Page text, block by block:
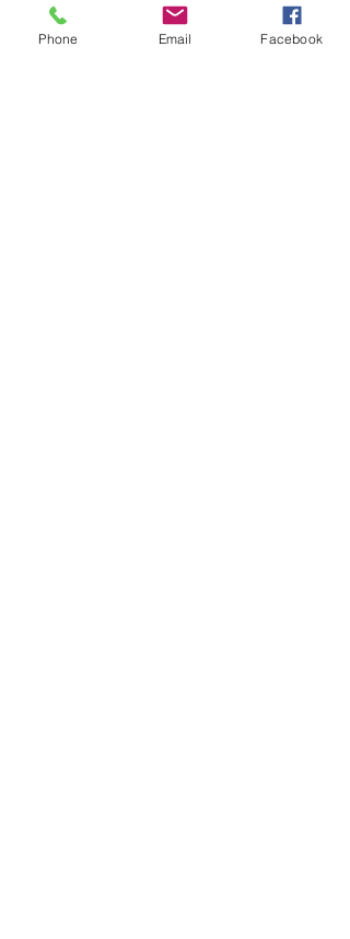
güçlendirmek, haklarını
korumak ve hukuki
Phone Email Facebook